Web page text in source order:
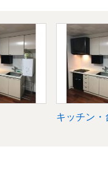
キッチン・